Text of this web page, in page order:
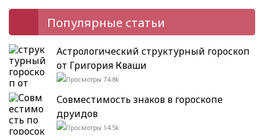
Популярные статьи
Астрологический структурный гороскоп
от Григория Кваши
74.8k
Совместимость знаков в гороскопе
друидов
14.5k